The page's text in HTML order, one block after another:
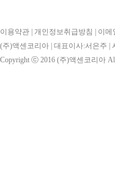
이용약관 개인정보취급방침
이메
(주)액센코리아 | 대표이사:서은주 |
Copyright ⓒ 2016 (주)액센코리아